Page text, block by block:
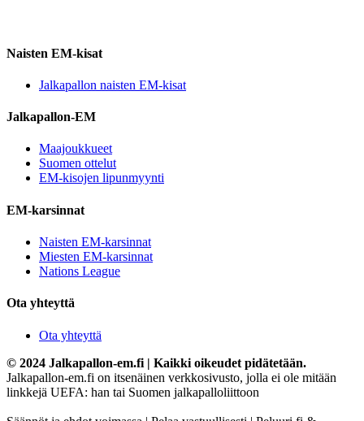
Naisten EM-kisat
Jalkapallon naisten EM-kisat
Jalkapallon-EM
Maajoukkueet
Suomen ottelut
EM-kisojen lipunmyynti
EM-karsinnat
Naisten EM-karsinnat
Miesten EM-karsinnat
Nations League
Ota yhteyttä
Ota yhteyttä
© 2024 Jalkapallon-em.fi | Kaikki oikeudet pidätetään.
Jalkapallon-em.fi on itsenäinen verkkosivusto, jolla ei ole mitään
linkkejä UEFA: han tai Suomen jalkapalloliittoon